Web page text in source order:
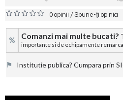
0 opinii /Spune-ţi opinia
% Comanzi mai multe bucati?
importante si de echipamente
⚑ Institutie publica? Cumpara prin